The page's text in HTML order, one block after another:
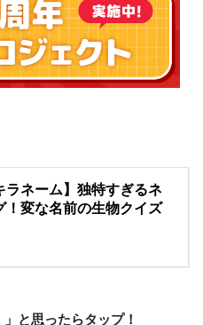
ラネーム】独特すぎるネ
！変な名前の生物クイズ
と思ったらタップ！